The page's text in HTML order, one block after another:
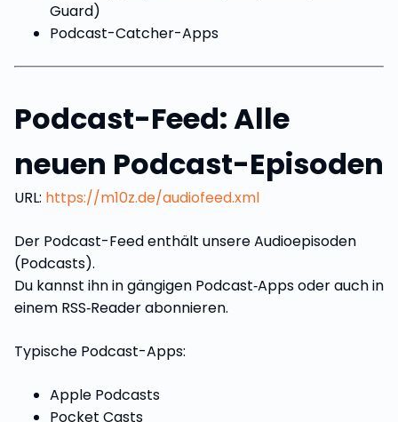
Guard)
Podcast-Catcher-Apps
Podcast-Feed: Alle
neuen Podcast-Episoden
URL: https://m10z.de/audiofeed.xml
Der Podcast-Feed enthält unsere Audioepisoden
(Podcasts).
Du kannst ihn in gängigen Podcast‑Apps oder auch in
einem RSS‑Reader abonnieren.
Typische Podcast-Apps:
Apple Podcasts
Pocket Casts